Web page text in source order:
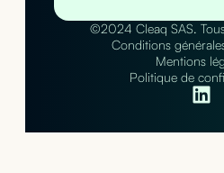
©2024 Cleaq SAS.
Conditions
Mentions
Politique de